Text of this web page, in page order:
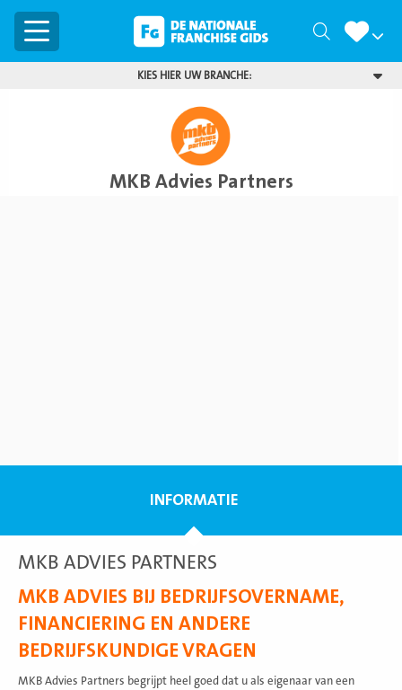
Menu Zoeken
KIES HIER UW BRANCHE:
MKB Advies Partners
INFORMATIE
MKB ADVIES PARTNERS
MKB ADVIES BIJ BEDRIJFSOVERNAME,
FINANCIERING EN ANDERE
BEDRIJFSKUNDIGE VRAGEN
MKB Advies Partners begrijpt heel goed dat u als eigenaar van een